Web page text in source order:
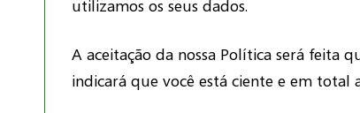
utilizamos os seus dados.
A aceitação da nossa Política será feita
indicará que você está ciente e em total